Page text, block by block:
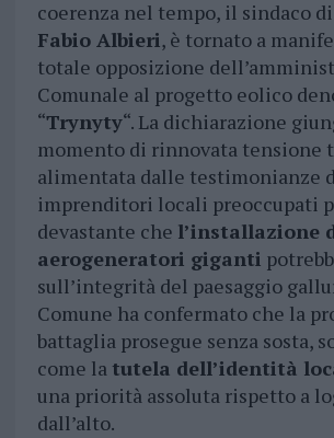
coerenza nel tempo, il sindaco
Fabio Albieri, è tornato a
totale opposizione
Comunale al progetto eolico
“Trynyty“. La dichiarazione
momento di rinnovata tensione
alimentata dalle testimonianze
imprenditori locali preoccupati
devastante che l’installazione
aerogeneratori giganti
sull’integrità del paesaggio
Comune ha confermato che la
battaglia prosegue senza sosta,
come la tutela dell’identità
una priorità assoluta rispetto a
dall’alto.